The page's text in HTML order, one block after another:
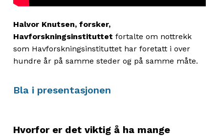
Halvor Knutsen, forsker,
Havforskningsinstituttet fortalte om nottrekk
som Havforskningsinstituttet har foretatt i over
hundre år på samme steder og på samme måte.
Bla i presentasjonen
Hvorfor er det viktig å ha mange